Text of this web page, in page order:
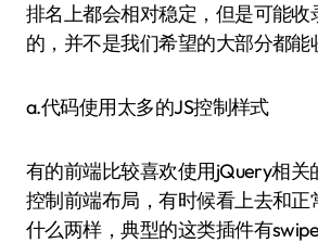
排名上都会相对稳定，但是可能收
的，并不是我们希望的大部分都能
a.代码使用太多的JS控制样式
有的前端比较喜欢使用jQuery相关
控制前端布局，有时候看上去和正
什么两样，典型的这类插件有